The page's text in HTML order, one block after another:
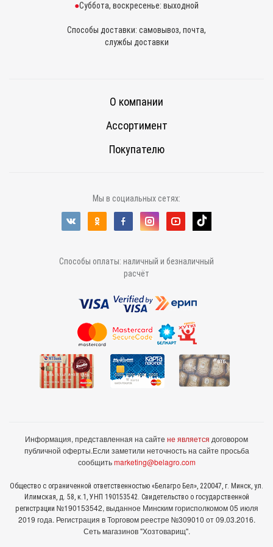
Суббота, воскресенье: выходной
Способы доставки: самовывоз, почта,
службы доставки
О компании
Ассортимент
Покупателю
Мы в социальных сетях:
Способы оплаты: наличный и безналичный
расчёт
Информация, представленная на сайте не является договором
публичной оферты.Если заметили неточность на сайте просьба
сообщитьmarketing@belagro.com
Общество с ограниченной ответственностью «Белагро Бел», 220047, г. Минск, ул.
Илимская, д. 58, к.1, УНП 190153542. Свидетельство о государственной
регистрации №190153542, выданное Минcким горисполкомом 05 июля
2019 года. Регистрация в Торговом реестре №309010 от 09.03.2016.
Сеть магазинов "Хозтоварищ".